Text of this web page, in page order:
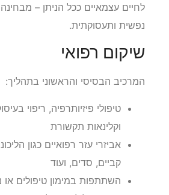
לביטוח הלאומי. סל השיקום נועד
לחיים עצמאיים ככל הניתן – מבחינה
נפשית ותעסוקתית.
המרכיב הבסיסי והראשוני בתהליך:
טיפולי פיזיותרפיה, ריפוי
וקלינאות תקשורת
אביזרי עזר רפואיים כגון
קביים, סדים, ועוד